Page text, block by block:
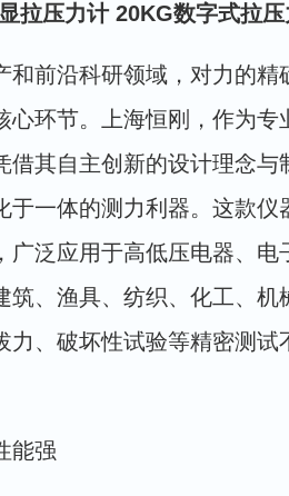
拉压力计 20KG数字式拉
和前沿科研领域，对力的
心环节。上海恒刚，作为专
借其自主创新的设计理念与
于一体的测力利器。这款
广泛应用于高低压电器、电
筑、渔具、纺织、化工、
力、破坏性试验等精密测试
能强